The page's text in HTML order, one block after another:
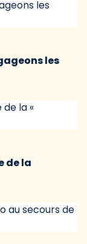
les
de la